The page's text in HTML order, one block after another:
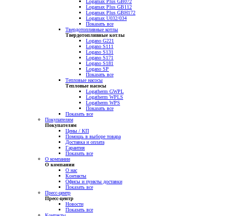
Logamax Plus GB072
Logamax Plus GB112
Logamax Plus GBH172
Logamax U032/034
Показать все
Твердотопливные котлы
Твердотопливные котлы
Logano G221
Logano S111
Logano S131
Logano S171
Logano S181
Logano SP
Показать все
Тепловые насосы
Тепловые насосы
Logatherm GWPL
Logatherm WPLS
Logatherm WPS
Показать все
Показать все
Покупателям
Покупателям
Цены / КП
Помощь в выборе товара
Доставка и оплата
Гарантия
Показать все
О компании
О компании
О нас
Контакты
Офисы и пункты доставки
Показать все
Пресс-центр
Пресс-центр
Новости
Показать все